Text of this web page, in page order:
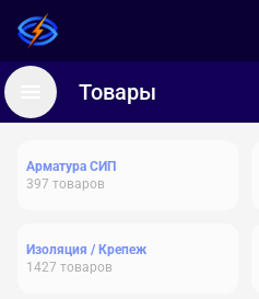
Товары
Арматура СИП
397 товаров
Изоляция / Крепеж
1427 товаров